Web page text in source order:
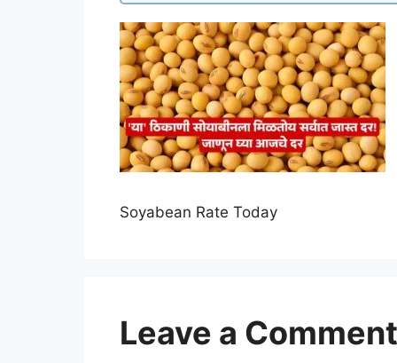
Soyabean Rate Today
Leave a Comment